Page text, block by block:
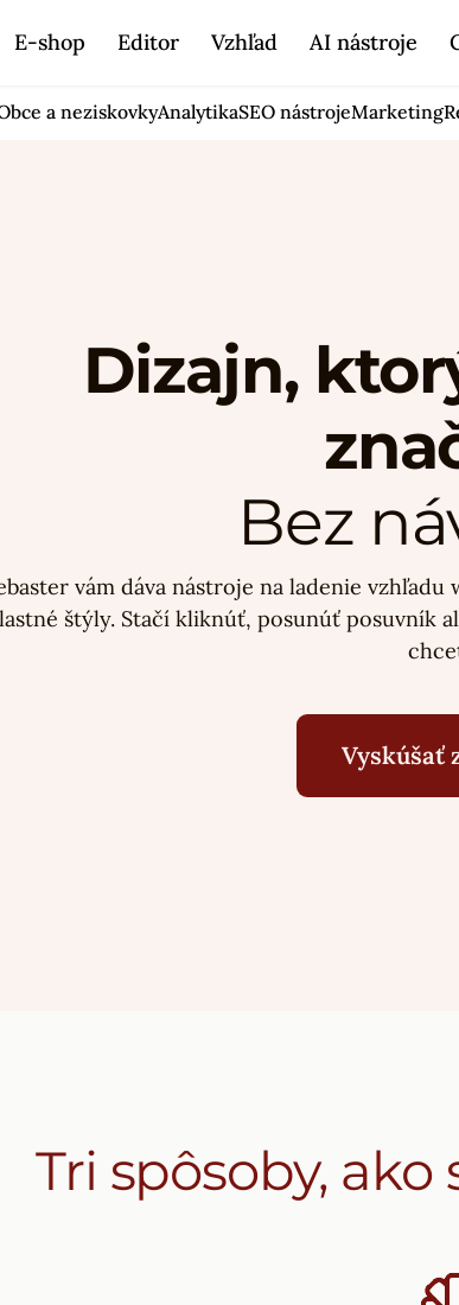
E-shop Editor Vzhľad AI nástroje
a neziskovkyAnalytikaSEO nástrojeMarketing
Dizajn,
Bez
vám dáva nástroje na ladenie
štýly. Stačí kliknúť, posunúť posuvník
Vyskúšať
Tri spôsoby,